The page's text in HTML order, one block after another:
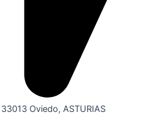
Oviedo, ASTURIAS